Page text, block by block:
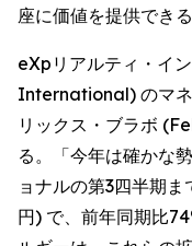
座に価値を提供でき
eXpリアルティ・イ
International) のマ
リックス・ブラボ
る。「今年は確かな
ョナルの第3四半期
円) で、前年同期比